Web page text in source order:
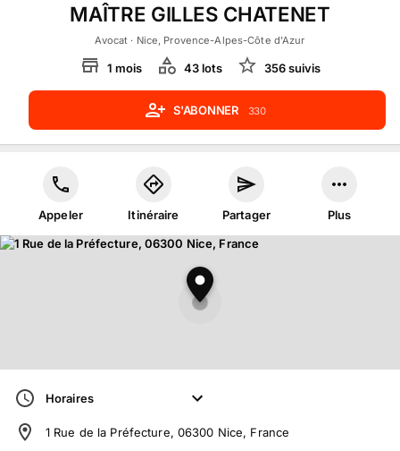
MAÎTRE GILLES CHATENET
Avocat · Nice, Provence-Alpes-Côte d'Azur
1 mois 43lots 356suivis
S'ABONNER 330
Appeler Itinéraire Partager Plus
Horaires
1 Rue de la Préfecture, 06300 Nice, France